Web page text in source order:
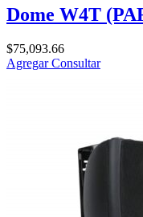
Dome W4T
$75,093.66
AgregarConsultar